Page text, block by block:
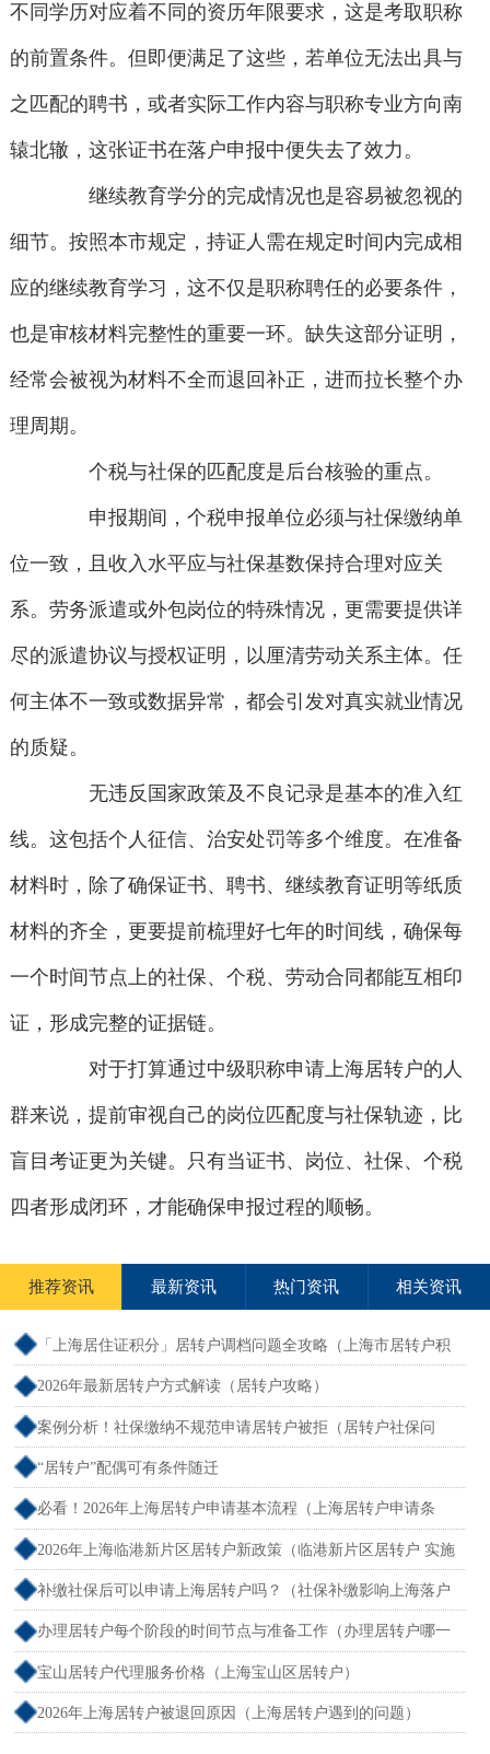
不同学历对应着不同的资历年限要求，这是考取职称
的前置条件。但即便满足了这些，若单位无法出具与
之匹配的聘书，或者实际工作内容与职称专业方向南
辕北辙，这张证书在落户申报中便失去了效力。
继续教育学分的完成情况也是容易被忽视的
细节。按照本市规定，持证人需在规定时间内完成相
应的继续教育学习，这不仅是职称聘任的必要条件，
也是审核材料完整性的重要一环。缺失这部分证明，
经常会被视为材料不全而退回补正，进而拉长整个办
理周期。
个税与社保的匹配度是后台核验的重点。
申报期间，个税申报单位必须与社保缴纳单
位一致，且收入水平应与社保基数保持合理对应关
系。劳务派遣或外包岗位的特殊情况，更需要提供详
尽的派遣协议与授权证明，以厘清劳动关系主体。任
何主体不一致或数据异常，都会引发对真实就业情况
的质疑。
无违反国家政策及不良记录是基本的准入红
线。这包括个人征信、治安处罚等多个维度。在准备
材料时，除了确保证书、聘书、继续教育证明等纸质
材料的齐全，更要提前梳理好七年的时间线，确保每
一个时间节点上的社保、个税、劳动合同都能互相印
证，形成完整的证据链。
对于打算通过中级职称申请上海居转户的人
群来说，提前审视自己的岗位匹配度与社保轨迹，比
盲目考证更为关键。只有当证书、岗位、社保、个税
四者形成闭环，才能确保申报过程的顺畅。
推荐资讯 最新资讯 热门资讯 相关资讯
「上海居住证积分」居转户调档问题全攻略（上海市居转户积
分）
2026年最新居转户方式解读（居转户攻略）
案例分析！社保缴纳不规范申请居转户被拒（居转户社保问
题）
“居转户”配偶可有条件随迁
必看！2026年上海居转户申请基本流程（上海居转户申请条
件）
2026年上海临港新片区居转户新政策（临港新片区居转户 实施
细则）
补缴社保后可以申请上海居转户吗？（社保补缴影响上海落户
吗）
办理居转户每个阶段的时间节点与准备工作（办理居转户哪一
步最难）
宝山居转户代理服务价格（上海宝山区居转户）
2026年上海居转户被退回原因（上海居转户遇到的问题）